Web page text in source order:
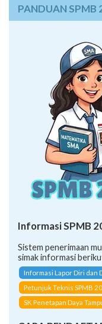
PANDUAN SPMB
Informasi SPMB
Sistem penerimaan
simak informasi
Informasi Lapor Diri dan
Petunjuk Teknis SPMB
SK Penetapan Daya